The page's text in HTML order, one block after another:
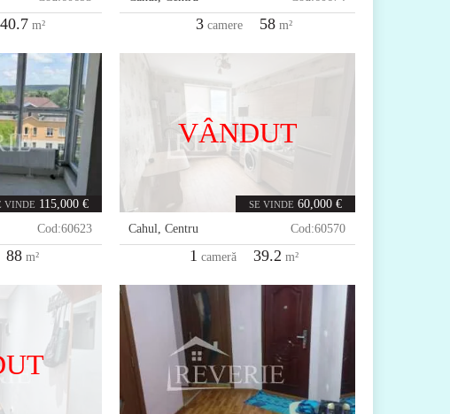
40.7 m² 3 camere 58 m²
VINDE 115,000 €
Cod:60623
88 m²
VÂNDUT
SE VINDE 60,000 €
Cahul,Centru Cod:60570
1 cameră 39.2 m²